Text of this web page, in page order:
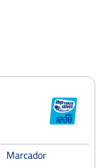
8
Marcador